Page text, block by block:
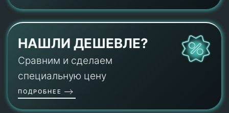
НАШЛИ ДЕШЕВЛЕ?
Сравним и сделаем
специальную цену
ПОДРОБНЕЕ